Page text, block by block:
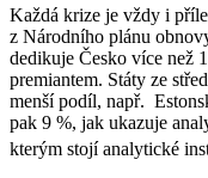
Každá krize je vždy i
z Národního plánu
dedikuje Česko více než
premiantem. Státy ze
menší podíl, např.
pak 9 %, jak ukazuje
kterým stojí analytické